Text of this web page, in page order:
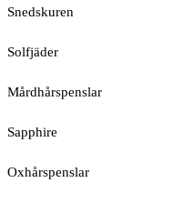
Snedskuren
Solfjäder
Mårdhårspenslar
Sapphire
Oxhårspenslar